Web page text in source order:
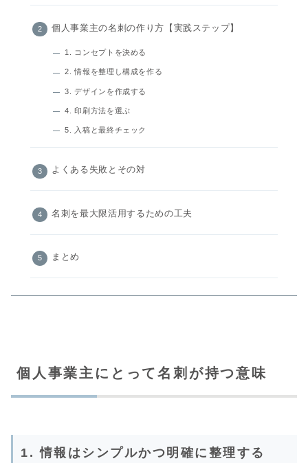
個人事業主の名刺の作り方【実践ステップ】
1. コンセプトを決める
2. 情報を整理し構成を作る
3. デザインを作成する
4. 印刷方法を選ぶ
5. 入稿と最終チェック
よくある失敗とその対
名刺を最大限活用するための工夫
まとめ
個人事業主にとって名刺が持つ意味
1. 情報はシンプルかつ明確に整理する